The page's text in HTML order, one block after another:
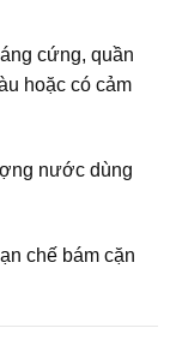
cứng, quần
hoặc có cảm
nước dùng
chế bám cặn